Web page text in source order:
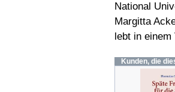
National
Margitta
lebt in
Kunden, die